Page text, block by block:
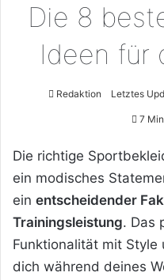
Die 8
Ideen für
Redaktion Letztes
7
Die richtige
ein modisches
ein entscheidender
Trainingsleistung. Das
Funktionalität mit
dich während deines